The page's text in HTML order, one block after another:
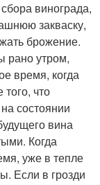
винограда,
закваску,
брожение.
рано утром,
время, когда
что
состоянии
вина
Когда
уже в тепле
Если в грозди